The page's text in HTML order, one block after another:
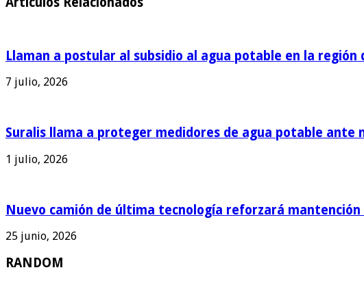
Llaman a postular al subsidio al agua potable en la región
7 julio, 2026
Suralis llama a proteger medidores de agua potable ante
1 julio, 2026
Nuevo camión de última tecnología reforzará
25 junio, 2026
RANDOM